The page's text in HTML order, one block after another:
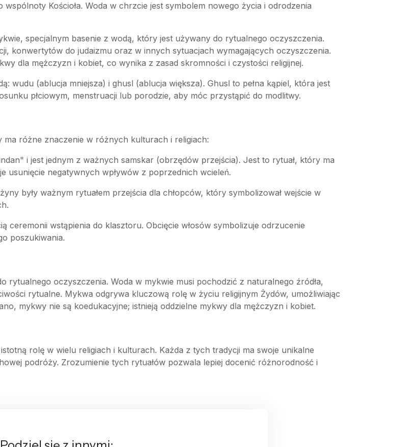
Kościoła. Woda w chrzcie jest symbolem nowego życia i odrodzenia
specjalnym basenie z wodą, który jest używany do rytualnego oczyszczenia.
konwertytów do judaizmu oraz w innych sytuacjach wymagających oczyszczenia.
dla mężczyzn i kobiet, co wynika z zasad skromności i czystości religijnej.
wudu (ablucja mniejsza) i ghusl (ablucja większa). Ghusl to pełna kąpiel, która jest
płciowym, menstruacji lub porodzie, aby móc przystąpić do modlitwy.
ma różne znaczenie w różnych kulturach i religiach:
i jest jednym z ważnych samskar (obrzędów przejścia). Jest to rytuał, który ma
usunięcie negatywnych wpływów z poprzednich wcieleń.
były ważnym rytuałem przejścia dla chłopców, który symbolizował wejście w
ceremonii wstąpienia do klasztoru. Obcięcie włosów symbolizuje odrzucenie
poszukiwania.
rytualnego oczyszczenia. Woda w mykwie musi pochodzić z naturalnego źródła,
rytualne. Mykwa odgrywa kluczową rolę w życiu religijnym Żydów, umożliwiając
mykwy nie są koedukacyjne; istnieją oddzielne mykwy dla mężczyzn i kobiet.
rolę w wielu religiach i kulturach. Każda z tych tradycji ma swoje unikalne
podróży. Zrozumienie tych rytuałów pozwala lepiej docenić różnorodność i